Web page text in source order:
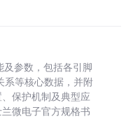
及参数，包括各引脚
系等核心数据，并附
保护机制及典型应
微电子官方规格书